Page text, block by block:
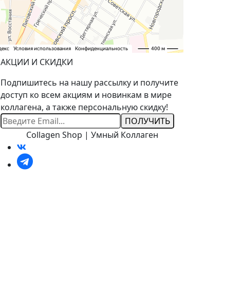
АКЦИИ И СКИДКИ
Подпишитесь на нашу рассылку и получите
доступ ко всем акциям и новинкам в мире
коллагена, а также персональную скидку!
Ваш
Email Collagen Shop | Умный Коллаген